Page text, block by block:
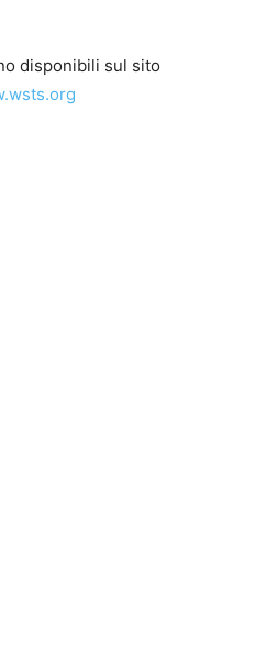
disponibili sul sito